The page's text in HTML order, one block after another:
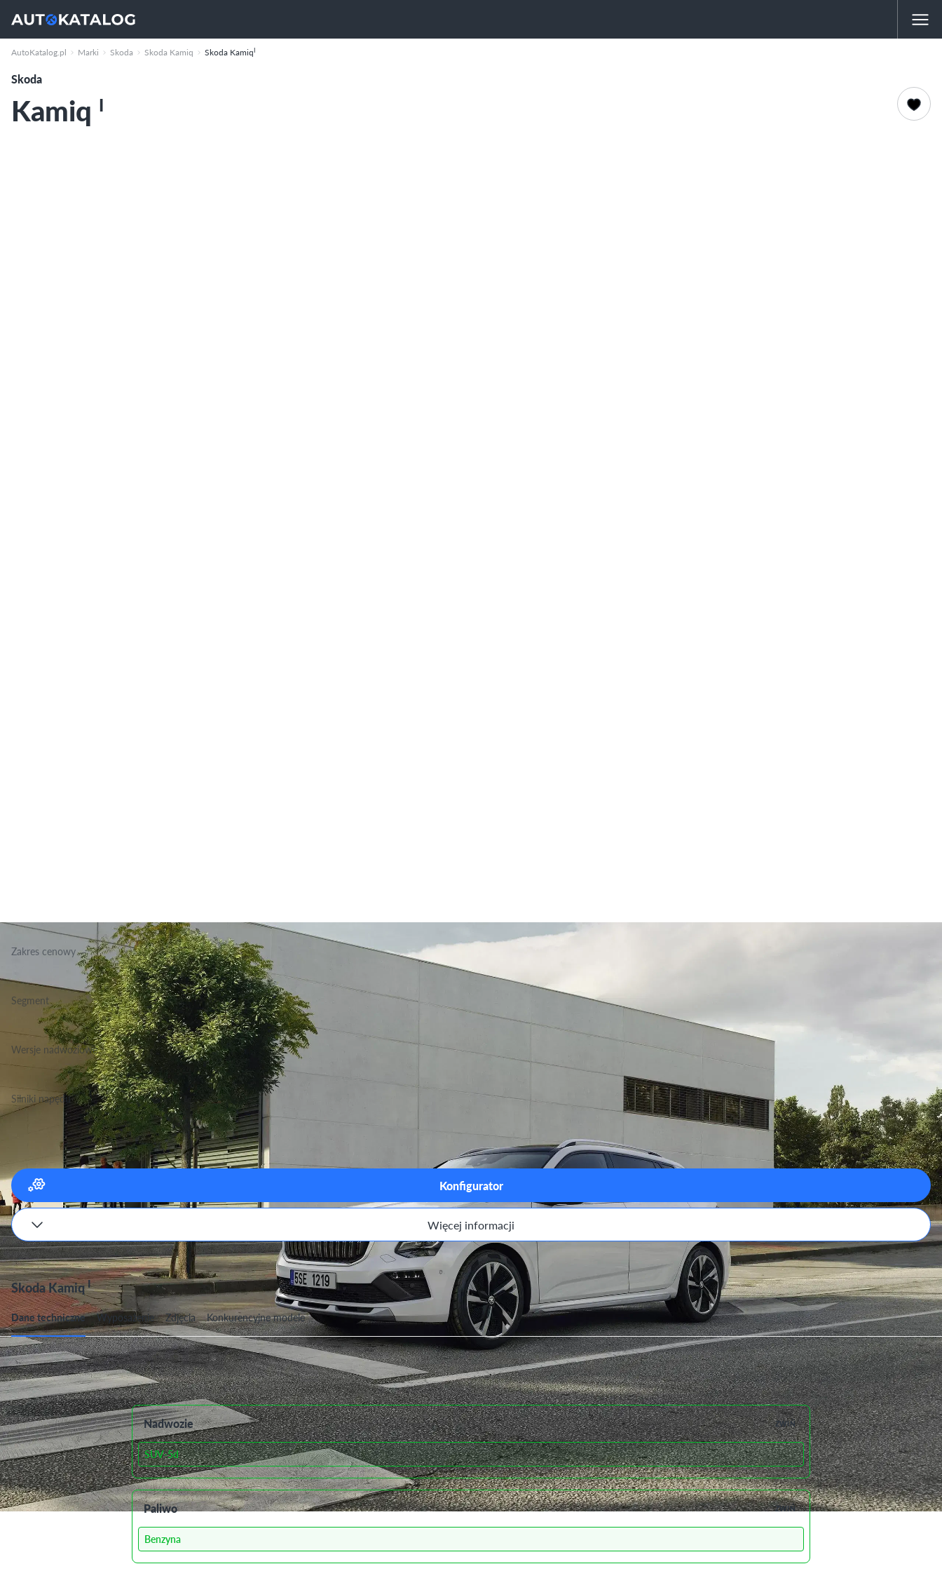
AutoKatalog.pl Marki Skoda Skoda Kamiq Skoda KamiqI
Skoda
Kamiq I
Zakres cenowy
92 300 - 130 050 zł
Segment
Grupa Terenowo Rekreacyjne, Klasa Małe
Wersje nadwoziowe
SUV
Silniki napędu
Benzyna
Podane wartości są orientacyjne, dokładne dane zależne będą od wyboru silnika i wersji.
Konfigurator
Więcej informacji
Skoda KamiqI
Dane techniczne Wyposażenie Zdjęcia Konkurencyjne modele
Dane techniczne
Nadwozie ZWIŃ
SUV-5d
Paliwo ZWIŃ
Benzyna